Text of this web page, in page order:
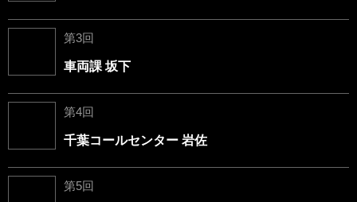
第3回
車両課 坂下
第4回
千葉コールセンター 岩佐
第5回